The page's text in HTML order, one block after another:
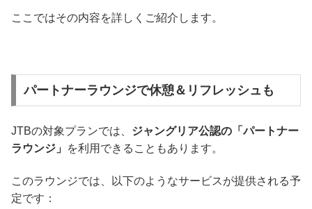
ここではその内容を詳しくご紹介します。
パートナーラウンジで休憩＆リフレッシュも
JTBの対象プランでは、 ジャングリア公認の「パートナー
ラウンジ」
を利用できることもあります。
このラウンジでは、以下のようなサービスが提供される予
定です：